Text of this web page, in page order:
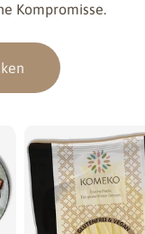
Kompromisse.